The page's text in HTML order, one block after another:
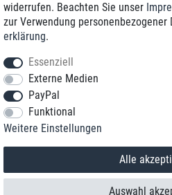
+49
*Sie erreichen uns zum Ortstarif von
© 2018 TOP TEN
widerrufen. Beachten Sie unser
zur Verwendung personenbezogener
erklärung.
Essenziell
Externe Medien
PayPal
Funktional
Weitere Einstellungen
Alle
Auswahl